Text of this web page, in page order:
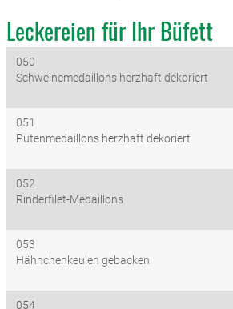
Leckereien für Ihr Büfett
050
Schweinemedaillons herzhaft dekoriert
051
Putenmedaillons herzhaft dekoriert
052
Rinderfilet-Medaillons
053
Hähnchenkeulen gebacken
054